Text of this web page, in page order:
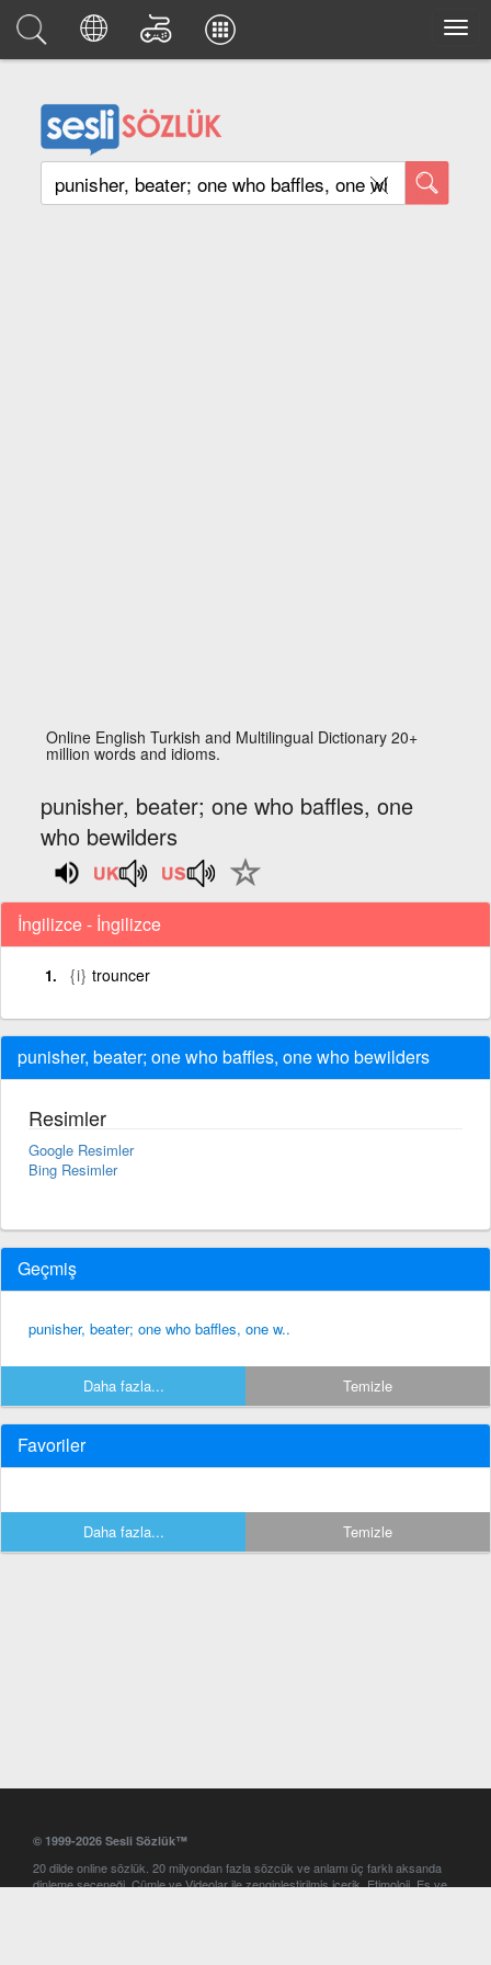
Online English Turkish and Multilingual Dictionary 20+
million words and idioms.
punisher, beater; one who baffles, one
who bewilders
İngilizce - İngilizce
{i} trouncer
punisher, beater; one who baffles, one who bewilders
Resimler
Google Resimler
Bing Resimler
Geçmiş
punisher, beater; one who baffles, one w..
Daha fazla... Temizle
Favoriler
Daha fazla... Temizle
© 1999-2026 Sesli Sözlük™
20 dilde online sözlük. 20 milyondan fazla sözcük ve anlamı üç farklı aksanda
dinleme seçeneği. Cümle ve Videolar ile zenginleştirilmiş içerik. Etimoloji, Eş ve